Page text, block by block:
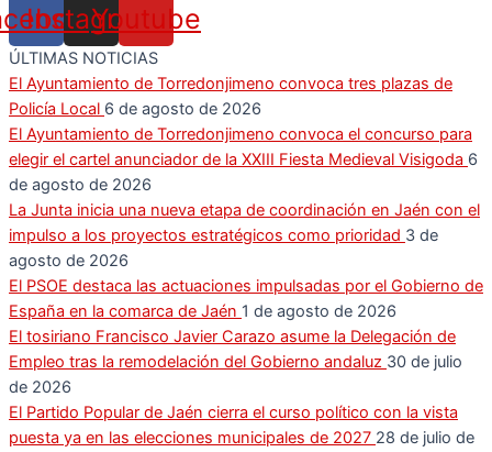
Instagram
Youtube
ÚLTIMAS NOTICIAS
El Ayuntamiento de Torredonjimeno convoca tres plazas de
Policía Local 6 de agosto de 2026
El Ayuntamiento de Torredonjimeno convoca el concurso para
elegir el cartel anunciador de la XXIII Fiesta Medieval Visigoda 6
de agosto de 2026
La Junta inicia una nueva etapa de coordinación en Jaén con el
impulso a los proyectos estratégicos como prioridad 3 de
agosto de 2026
El PSOE destaca las actuaciones impulsadas por el Gobierno de
España en la comarca de Jaén 1 de agosto de 2026
El tosiriano Francisco Javier Carazo asume la Delegación de
Empleo tras la remodelación del Gobierno andaluz 30 de julio
de 2026
El Partido Popular de Jaén cierra el curso político con la vista
puesta ya en las elecciones municipales de 2027 28 de julio de